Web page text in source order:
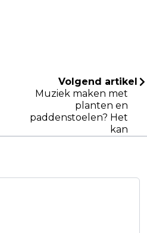
Volgend artikel
Muziek maken met
planten en
paddenstoelen? Het
kan